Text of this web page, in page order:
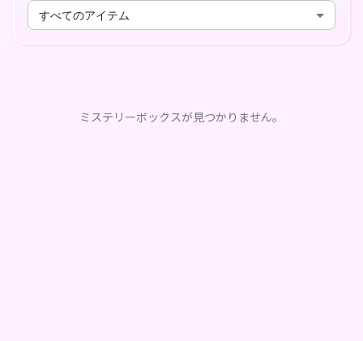
すべてのアイテム
ミステリーボックスが見つかりません。